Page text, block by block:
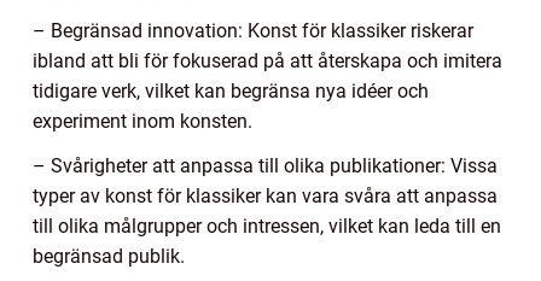
– Begränsad innovation: Konst för klassiker riskerar
ibland att bli för fokuserad på att återskapa och imitera
tidigare verk, vilket kan begränsa nya idéer och
experiment inom konsten.
– Svårigheter att anpassa till olika publikationer: Vissa
typer av konst för klassiker kan vara svåra att anpassa
till olika målgrupper och intressen, vilket kan leda till en
begränsad publik.